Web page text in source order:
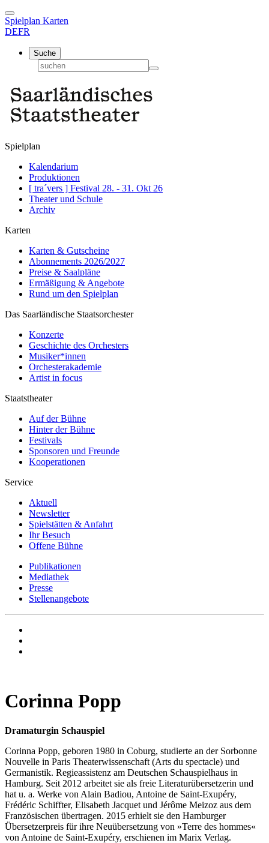
Spielplan Karten
DEFR
Suche
Spielplan
Kalendarium
Produktionen
[ tra´vers ] Festival 28. - 31. Okt 26
Theater und Schule
Archiv
Karten
Karten & Gutscheine
Abonnements 2026/2027
Preise & Saalpläne
Ermäßigung & Angebote
Rund um den Spielplan
Das Saarländische Staatsorchester
Konzerte
Geschichte des Orchesters
Musiker*innen
Orchesterakademie
Artist in focus
Staatstheater
Auf der Bühne
Hinter der Bühne
Festivals
Sponsoren und Freunde
Kooperationen
Service
Aktuell
Newsletter
Spielstätten & Anfahrt
Ihr Besuch
Offene Bühne
Publikationen
Mediathek
Presse
Stellenangebote
Corinna Popp
Dramaturgin Schauspiel
Corinna Popp, geboren 1980 in Coburg, studierte an der Sorbonne
Nouvelle in Paris Theaterwissenschaft (Arts du spectacle) und
Germanistik. Regieassistenz am Deutschen Schauspielhaus in
Hamburg. Seit 2012 arbeitet sie als freie Literaturübersetzerin und
hat u. a. Werke von Alain Badiou, Antoine de Saint-Exupéry,
Frédéric Schiffter, Elisabeth Jacquet und Jérôme Meizoz aus dem
Französischen übertragen. 2015 erhielt sie den Hamburger
Übersetzerpreis für ihre Neuübersetzung von »Terre des hommes«
von Antoine de Saint-Exupéry, erschienen im Marix Verlag.